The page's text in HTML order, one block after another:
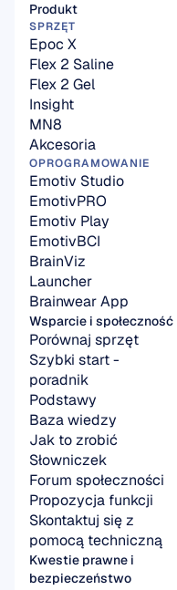
Produkt
SPRZĘT
Epoc X
Flex 2 Saline
Flex 2 Gel
Insight
MN8
Akcesoria
OPROGRAMOWANIE
Emotiv Studio
EmotivPRO
Emotiv Play
EmotivBCI
BrainViz
Launcher
Brainwear App
Wsparcie i społeczność
Porównaj sprzęt
Szybki start -
poradnik
Podstawy
Baza wiedzy
Jak to zrobić
Słowniczek
Forum społeczności
Propozycja funkcji
Skontaktuj się z
pomocą techniczną
Kwestie prawne i
bezpieczeństwo